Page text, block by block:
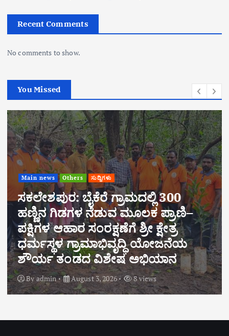
Recent Comments
No comments to show.
You Missed
Main news Others ಸುದ್ದಿಗಳು
ಬೈಕೆರೆ ಗ್ರಾಮದಲ್ಲಿ 300
ಗಿಡಗಳ ನೆಡುವ ಮೂಲಕ ಪ್ರಾಣಿ–
ಆಹಾರ ಸಂರಕ್ಷಣೆಗೆ ಶ್ರೀ ಕ್ಷೇತ್ರ
ಗ್ರಾಮಾಭಿವೃದ್ಧಿ ಯೋಜನೆಯ
ತಂಡದ ವಿಶೇಷ ಅಭಿಯಾನ
Byadmin August 3, 2026 8 views